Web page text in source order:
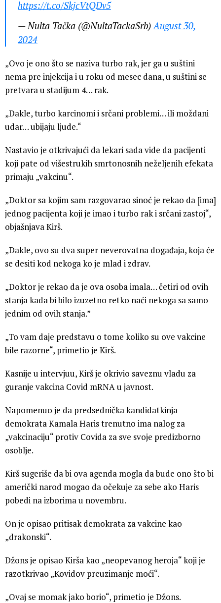
https://t.co/SkjcVtQDv5
— Nulta Tačka (@NultaTackaSrb) August 30,
2024
„Ovo je ono što se naziva turbo rak, jer ga u suštini
nema pre injekcija i u roku od mesec dana, u suštini se
pretvara u stadijum 4… rak.
„Dakle, turbo karcinomi i srčani problemi… ili moždani
udar… ubijaju ljude.“
Nastavio je otkrivajući da lekari sada vide da pacijenti
koji pate od višestrukih smrtonosnih neželjenih efekata
primaju „vakcinu“.
„Doktor sa kojim sam razgovarao sinoć je rekao da [ima]
jednog pacijenta koji je imao i turbo rak i srčani zastoj“,
objašnjava Kirš.
„Dakle, ovo su dva super neverovatna događaja, koja će
se desiti kod nekoga ko je mlad i zdrav.
„Doktor je rekao da je ova osoba imala… četiri od ovih
stanja kada bi bilo izuzetno retko naći nekoga sa samo
jednim od ovih stanja.”
„To vam daje predstavu o tome koliko su ove vakcine
bile razorne“, primetio je Kirš.
Kasnije u intervjuu, Kirš je okrivio saveznu vladu za
guranje vakcina Covid mRNA u javnost.
Napomenuo je da predsednička kandidatkinja
demokrata Kamala Haris trenutno ima nalog za
„vakcinaciju“ protiv Covida za sve svoje predizborno
osoblje.
Kirš sugeriše da bi ova agenda mogla da bude ono što bi
američki narod mogao da očekuje za sebe ako Haris
pobedi na izborima u novembru.
On je opisao pritisak demokrata za vakcine kao
„drakonski“.
Džons je opisao Kirša kao „neopevanog heroja“ koji je
razotkrivao „Kovidov preuzimanje moći“.
„Ovaj se momak jako borio“, primetio je Džons.